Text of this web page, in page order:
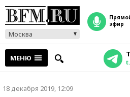
Москва
прямой
эфир
МЕНЮ
18 декабря 2019, 12:09